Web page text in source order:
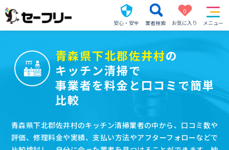
安心・安全 業者検索
0
お気に入り
メニュー
青森県下北郡佐井村の
キッチン清掃で
事業者を料金と口コミで簡単
比較
青森県下北郡佐井村のキッチン清掃業者の中から、口コミ数や
評価、修理料金や実績、支払い方法やアフターフォローなどで